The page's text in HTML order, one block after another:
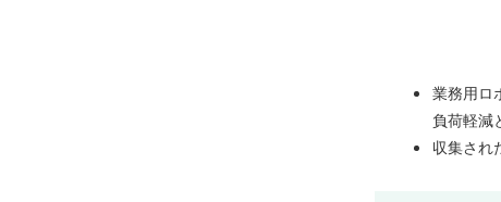
業務用ロ
負荷軽減
収集され